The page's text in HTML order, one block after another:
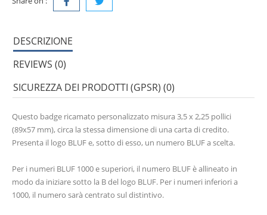
DESCRIZIONE
REVIEWS (0)
SICUREZZA DEI PRODOTTI (GPSR) (0)
Questo badge ricamato personalizzato misura 3,5 x 2,25 pollici
(89x57 mm), circa la stessa dimensione di una carta di credito.
Presenta il logo BLUF e, sotto di esso, un numero BLUF a scelta.
Per i numeri BLUF 1000 e superiori, il numero BLUF è allineato in
modo da iniziare sotto la B del logo BLUF. Per i numeri inferiori a
1000, il numero sarà centrato sul distintivo.